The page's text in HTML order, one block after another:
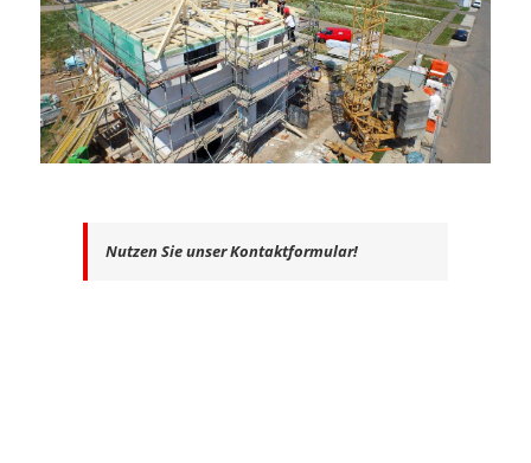
Nutzen Sie unser Kontaktformular!